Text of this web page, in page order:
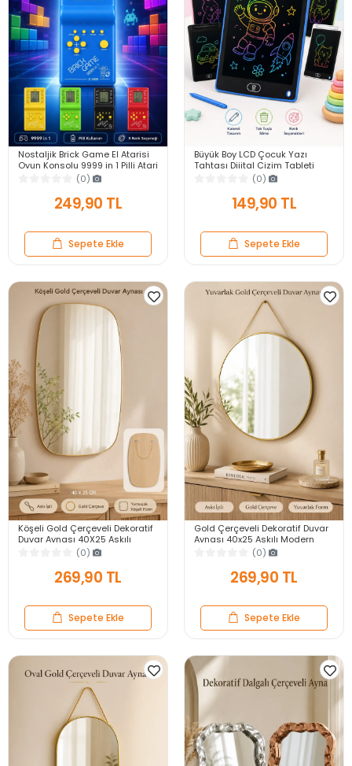
Nostaljik Brick Game El Atarisi
Oyun Konsolu 9999 in 1 Pilli Atari
Eğlenceli Çocuk Oyuncağı
(0)
249,90 TL
Sepete Ekle
Büyük Boy LCD Çocuk Yazı
Tahtası Dijital Çizim Tableti
Kalemli Silinebilir 8.5′ Oyuncak
(0)
149,90 TL
Sepete Ekle
Köşeli Gold Çerçeveli Dekoratif
Duvar Aynası 40X25 Askılı
Modern Salon Antre Banyo
Yatak Odası Ayna
(0)
269,90 TL
Sepete Ekle
Gold Çerçeveli Dekoratif Duvar
Aynası 40x25 Askılı Modern
Salon Antre Banyo Yatak Odası
(0)
269,90 TL
Sepete Ekle